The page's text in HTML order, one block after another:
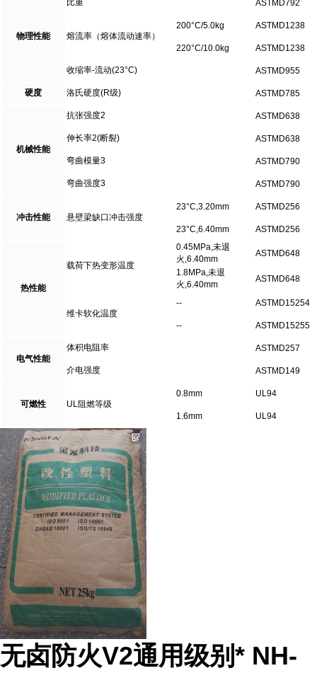
物理性能
比重 ASTMD792
熔流率（熔体流动速率）
200°C/5.0kg ASTMD1238
220°C/10.0kg ASTMD1238
收缩率-流动(23°C) ASTMD955
硬度 洛氏硬度(R级) ASTMD785
机械性能
抗张强度2 ASTMD638
伸长率2(断裂) ASTMD638
弯曲模量3 ASTMD790
弯曲强度3 ASTMD790
冲击性能 悬壁梁缺口冲击强度
23°C,3.20mm ASTMD256
23°C,6.40mm ASTMD256
热性能
载荷下热变形温度
0.45MPa,未退
火,6.40mm
ASTMD648
1.8MPa,未退
火,6.40mm
ASTMD648
维卡软化温度
-- ASTMD15254
-- ASTMD15255
电气性能
体积电阻率 ASTMD257
介电强度 ASTMD149
可燃性 UL阻燃等级
0.8mm UL94
1.6mm UL94
无卤防火V2通用级别* NH-